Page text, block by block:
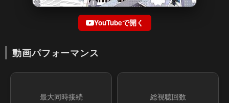
YouTubeで開く
動画パフォーマンス
最大同時接続 総視聴回数